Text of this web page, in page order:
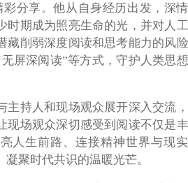
分享。他从自身经历出发，深
时期成为照亮生命的光，并对人
藏削弱深度阅读和思考能力的风
屏深阅读”等方式，守护人类思
主持人和现场观众展开深入交流
现场观众深切感受到阅读不仅是
人生前路、连接精神世界与现
聚时代共识的温暖光芒。